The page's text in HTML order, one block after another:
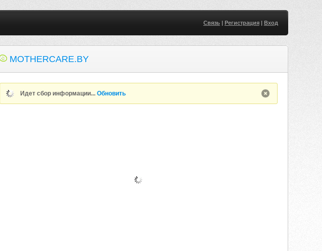
Связь| Регистрация| Вход
MOTHERCARE.BY
Идет сбор информации...Обновить